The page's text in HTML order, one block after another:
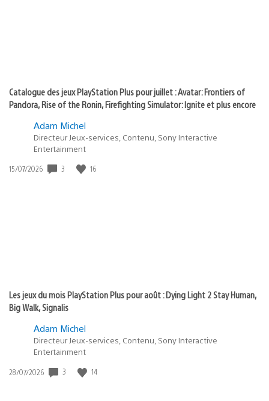
Catalogue des jeux PlayStation Plus pour juillet : Avatar: Frontiers of
Pandora, Rise of the Ronin, Firefighting Simulator: Ignite et plus encore
Adam Michel
Directeur Jeux-services, Contenu, Sony Interactive
Entertainment
Date
15/07/2026 3 16
Les jeux du mois PlayStation Plus pour août : Dying Light 2 Stay Human,
Big Walk, Signalis
Adam Michel
Directeur Jeux-services, Contenu, Sony Interactive
Entertainment
Date
28/07/2026 3 14